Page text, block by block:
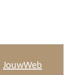
JouwWeb